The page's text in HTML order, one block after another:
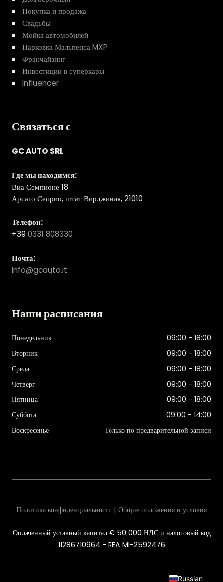
Покупка и продажа
Свадьбы
Мойка автомобилей
Парковка Мальпенса MXP
Франчайзинг
Инвестиции в суперкары
Influencer
Связаться с
GC AUTO SRL
Где мы находимся:
Виа Семпионе 18
Арсаго Сеприо, штат Вирджиния, 21010
Телефон:
+39 0331 808330
Почта:
info@gcauto.it
Наши расписания
Понедельник
09:00 - 18:00
Вторник
09:00 - 18:00
Среда
09:00 - 18:00
Четверг
09:00 - 18:00
Пятница
09:00 - 18:00
Суббота
09:00 - 14:00
Воскресенье
Только по предварительной записи
Оплаченный уставный капитал € 50 000 НДС и налоговый код
11286710964 - REA MI-2592476
Политика конфиденциальности | Общие положения и условия
Russian